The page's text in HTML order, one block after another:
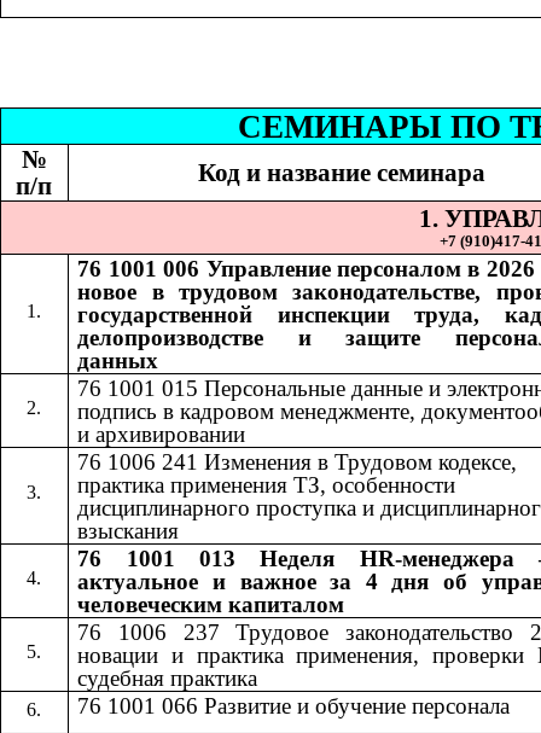
СЕМИНАРЫ ПО
№
п/п
Код и название семинара
1.
+7 (910)417-
76 1001 006 Управление персоналом в 2026
новое в трудовом законодательстве,
государственной инспекции труда,
делопроизводстве и защите
данных
76 1001 015​​Персональные данные и
подпись в кадровом менеджменте,
и архивировании
76 1006 241 ​​Изменения в Трудовом кодексе,
практика применения ТЗ, особенности
дисциплинарного проступка и
взыскания
76 1001 013 Неделя HR-менеджера
актуальное и важное за 4 дня об
человеческим капиталом
76 1006 237 Трудовое законодательство
новации и практика применения,
судебная практика
76 1001 066 Развитие и обучение персонала